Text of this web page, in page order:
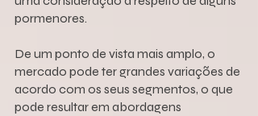
pormenores.
De um ponto de vista mais amplo, o
mercado pode ter grandes variações de
acordo com os seus segmentos, o que
pode resultar em abordagens